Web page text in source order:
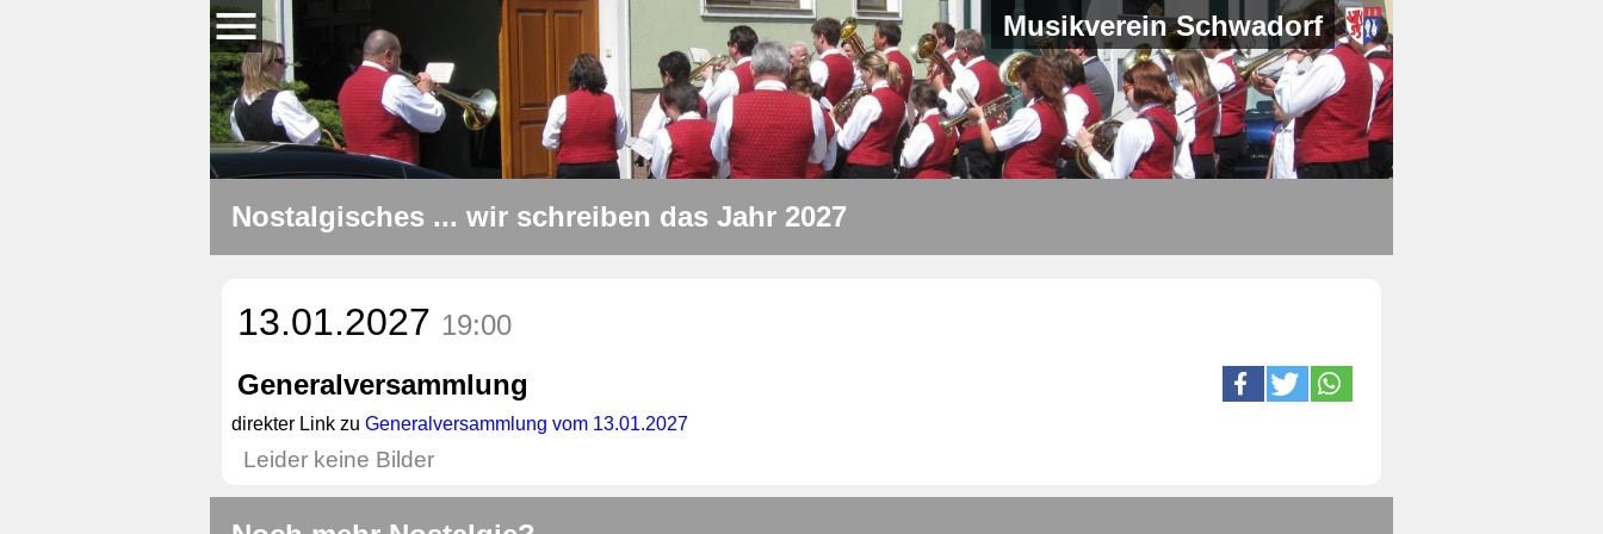
Musikverein Schwadorf
Nostalgisches ... wir schreiben das Jahr 2027
13.01.2027 19:00
Generalversammlung
direkter Link zu Generalversammlung vom 13.01.2027
Leider keine Bilder